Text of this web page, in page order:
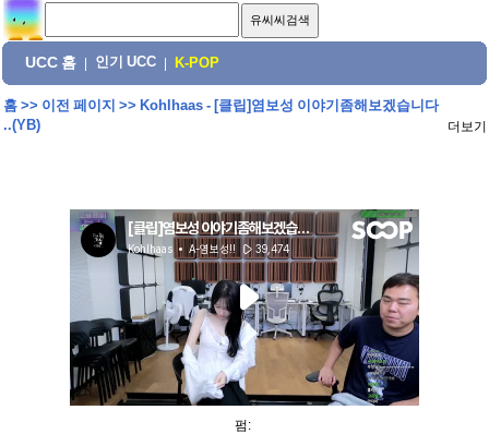
UCC 홈 인기 UCC K-POP
홈>> 이전 페이지 >> Kohlhaas - [클립]염보성 이야기좀해보겠습니다
..(YB)
더보기
펌: